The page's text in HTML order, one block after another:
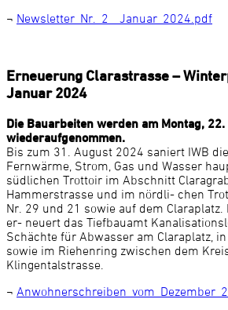
¬ Newsletter_Nr._2__Januar_2024.pdf
Erneuerung Clarastrasse –
Januar 2024
Die Bauarbeiten werden am Montag,
wiederaufgenommen.
Bis zum 31. August 2024 saniert IWB
Fernwärme, Strom, Gas und Wasser
südlichen Trottoir im Abschnitt
Hammerstrasse und im nördli- chen
Nr. 29 und 21 sowie auf dem
er- neuert das Tiefbauamt
Schächte für Abwasser am Claraplatz,
sowie im Riehenring zwischen dem
Klingentalstrasse.
¬